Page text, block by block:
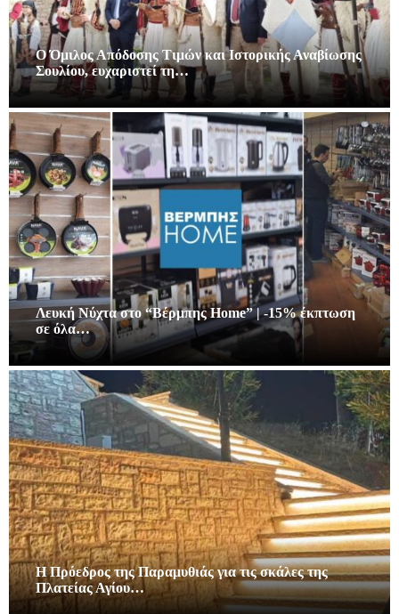
Ο Όμιλος Απόδοσης Τιμών και Ιστορικής Αναβίωσης
Σουλίου, ευχαριστεί τη…
Λευκή Νύχτα στο “Βέρμπης Home” | -15% έκπτωση
σε όλα…
Η Πρόεδρος της Παραμυθιάς για τις σκάλες της
Πλατείας Αγίου…